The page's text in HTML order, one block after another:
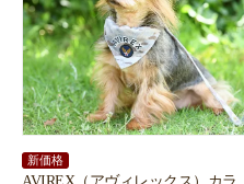
新価格
お買い物を続ける